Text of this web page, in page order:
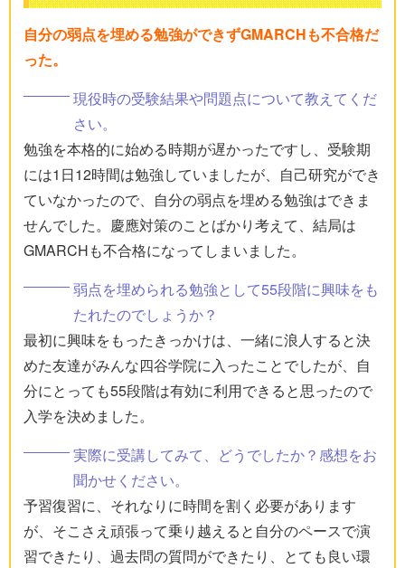
自分の弱点を埋める勉強ができずGMARCHも不合格だ
った。
現役時の受験結果や問題点について教えてくだ
さい。
勉強を本格的に始める時期が遅かったですし、受験期
には1日12時間は勉強していましたが、自己研究ができ
ていなかったので、自分の弱点を埋める勉強はできま
せんでした。慶應対策のことばかり考えて、結局は
GMARCHも不合格になってしまいました。
弱点を埋められる勉強として55段階に興味をも
たれたのでしょうか？
最初に興味をもったきっかけは、一緒に浪人すると決
めた友達がみんな四谷学院に入ったことでしたが、自
分にとっても55段階は有効に利用できると思ったので
入学を決めました。
実際に受講してみて、どうでしたか？感想をお
聞かせください。
予習復習に、それなりに時間を割く必要があります
が、そこさえ頑張って乗り越えると自分のペースで演
習できたり、過去問の質問ができたり、とても良い環